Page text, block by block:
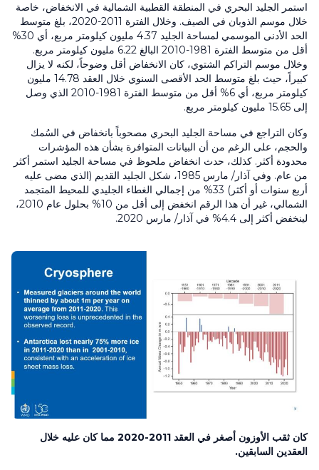
استمر الجليد البحري في المنطقة القطبية الشمالية في الانخفاض، خاصة
خلال موسم الذوبان في الصيف. وخلال الفترة 2011-2020، بلغ متوسط
الحد الأدنى الموسمي لمساحة الجليد 4.37 مليون كيلومتر مربع، أي 30%
أقل من متوسط الفترة 1981-2010 البالغ 6.22 مليون كيلومتر مربع.
وخلال موسم التراكم الشتوي، كان الانخفاض أقل وضوحاً، لكنه لا يزال
كبيراً، حيث بلغ متوسط الحد الأقصى السنوي خلال العقد 14.78 مليون
كيلومتر مربع، أي 6% أقل من متوسط الفترة 1981-2010 الذي وصل
إلى 15.65 مليون كيلومتر مربع.
وكان التراجع في مساحة الجليد البحري مصحوباً بانخفاض في السُمك
والحجم، على الرغم من أن البيانات المتوافرة بشأن هذه المؤشرات
محدودة أكثر. كذلك، حدث انخفاض ملحوظ في مساحة الجليد استمر أكثر
من عام. وفي آذار/ مارس 1985، شكل الجليد القديم (الذي مضى عليه
أربع سنوات أو أكثر) 33% من إجمالي الغطاء الجليدي للمحيط المتجمد
الشمالي، غير أن هذا الرقم انخفض إلى أقل من 10% بحلول عام 2010،
لينخفض أكثر إلى 4.4% في آذار/ مارس 2020.
كان ثقب الأوزون أصغر في العقد 2011-2020 مما كان عليه خلال
العقدين السابقين.